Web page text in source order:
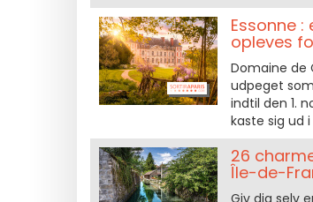
Essonne
opleves
Domaine de
udpeget
indtil den 1.
kaste sig ud
26
Île-de-
Giv dig selv